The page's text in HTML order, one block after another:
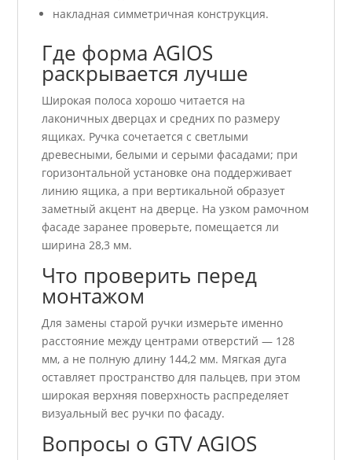
накладная симметричная конструкция.
Где форма AGIOS
раскрывается лучше
Широкая полоса хорошо читается на
лаконичных дверцах и средних по размеру
ящиках. Ручка сочетается с светлыми
древесными, белыми и серыми фасадами; при
горизонтальной установке она поддерживает
линию ящика, а при вертикальной образует
заметный акцент на дверце. На узком рамочном
фасаде заранее проверьте, помещается ли
ширина 28,3 мм.
Что проверить перед
монтажом
Для замены старой ручки измерьте именно
расстояние между центрами отверстий — 128
мм, а не полную длину 144,2 мм. Мягкая дуга
оставляет пространство для пальцев, при этом
широкая верхняя поверхность распределяет
визуальный вес ручки по фасаду.
Вопросы о GTV AGIOS